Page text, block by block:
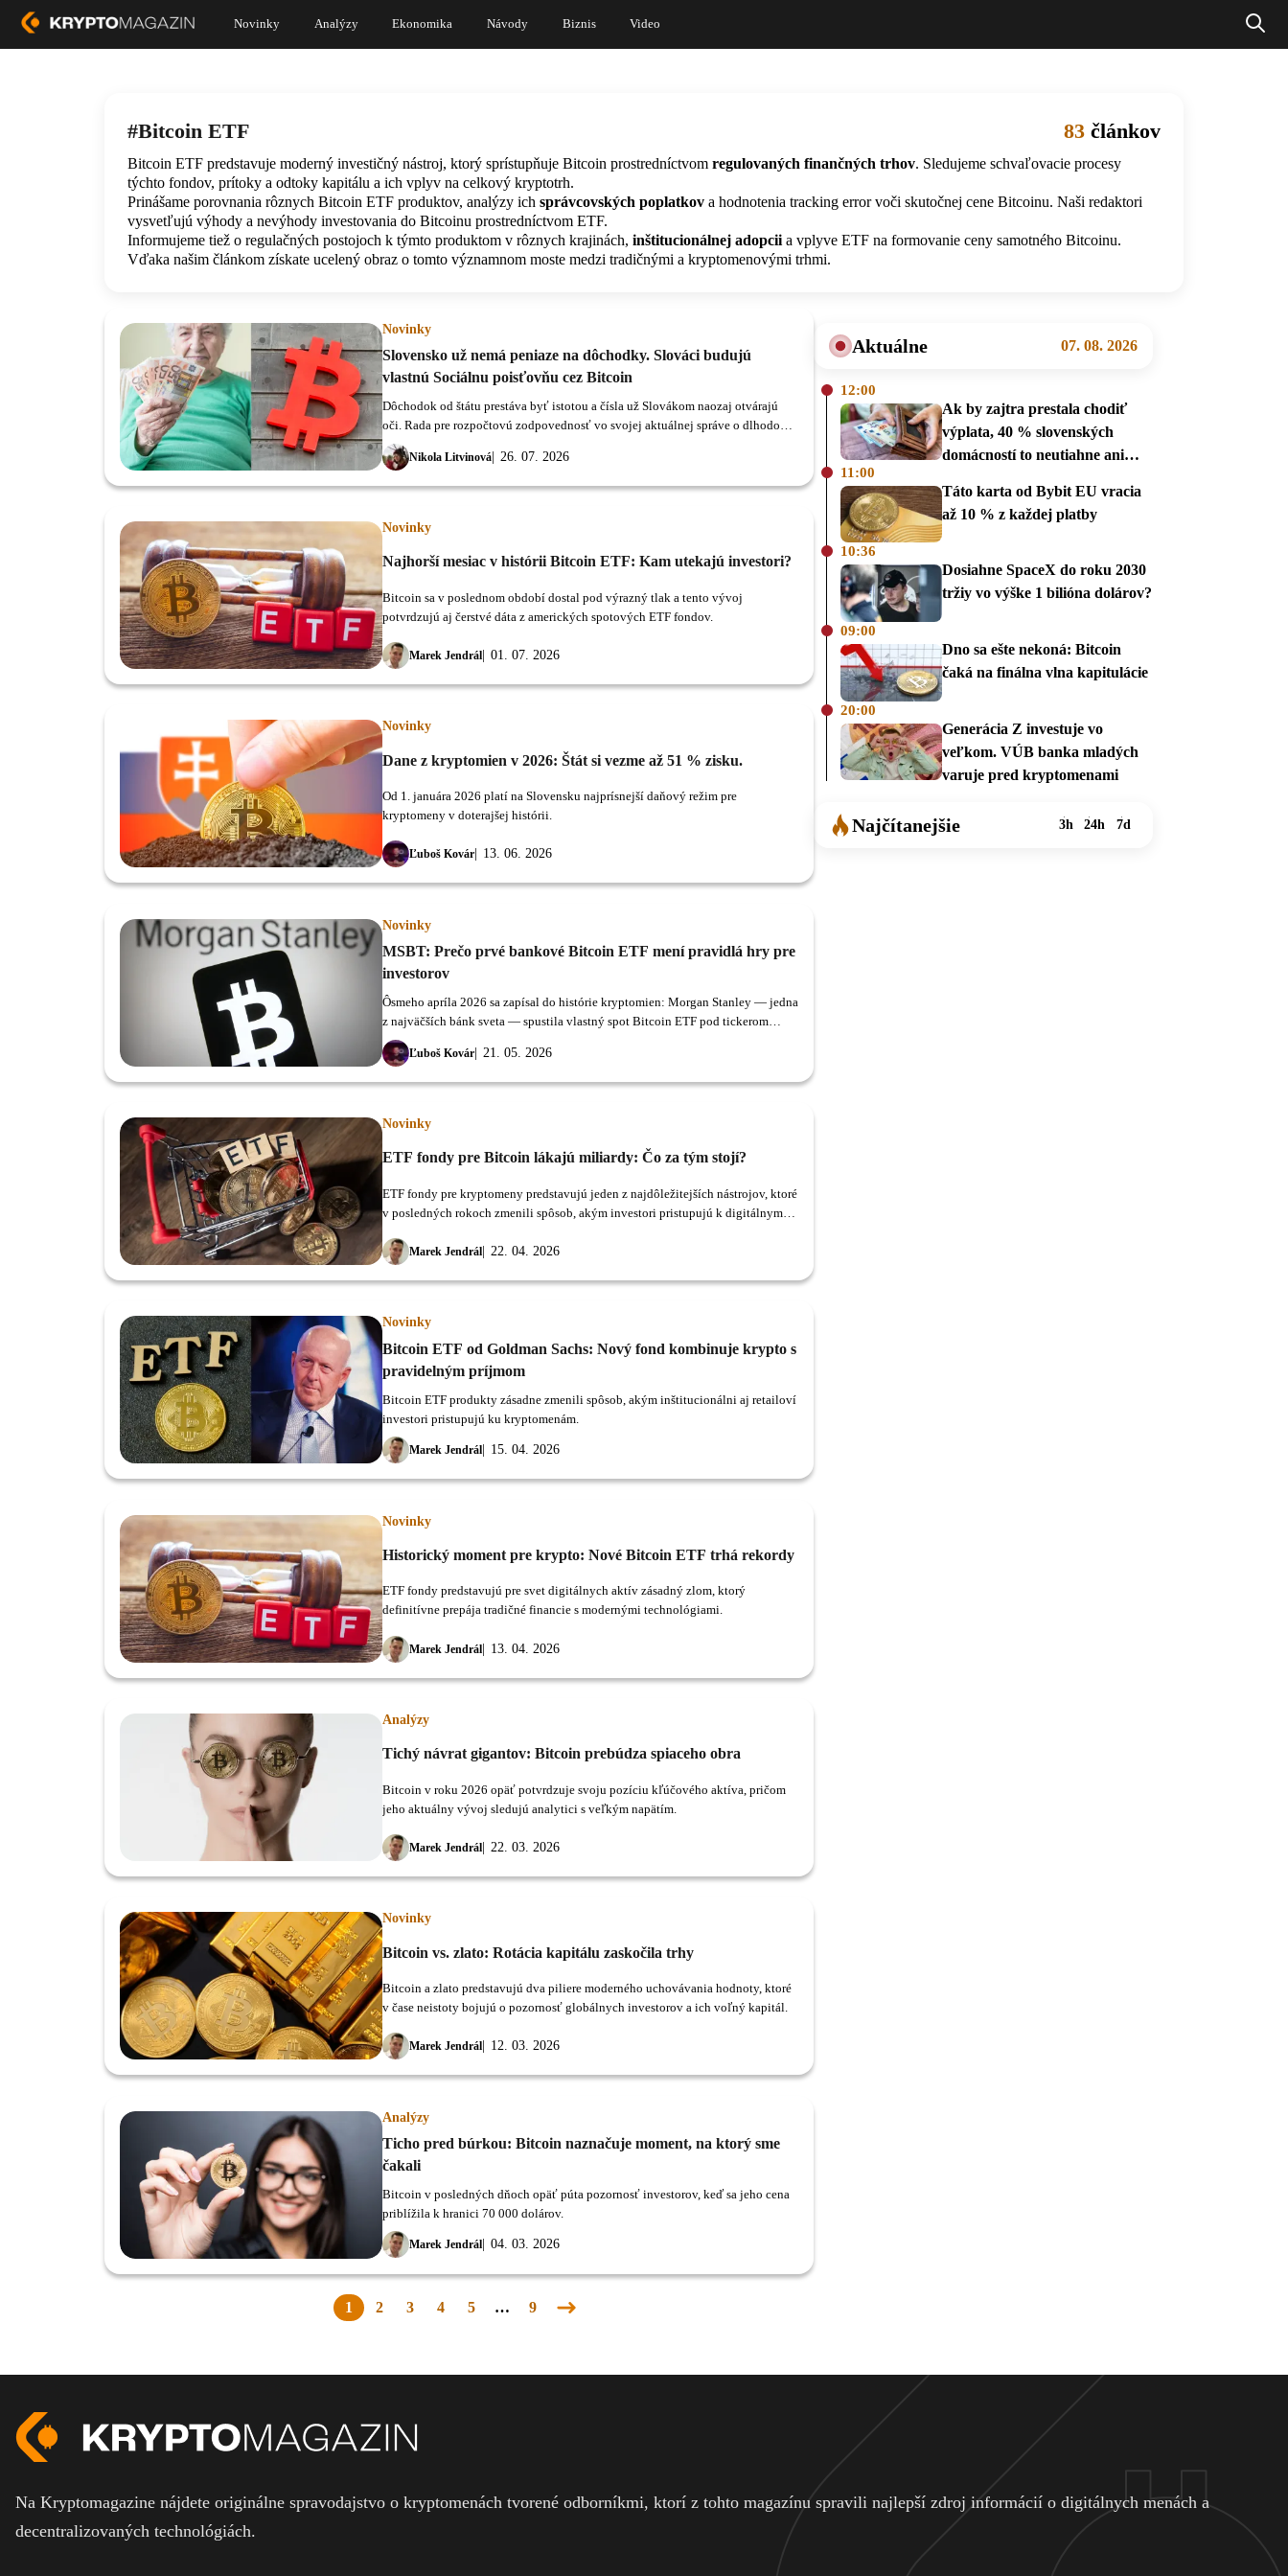
Novinky Analýzy Ekonomika Návody Biznis Video
Bitcoin ETF 83 článkov
Bitcoin ETF predstavuje moderný investičný nástroj, ktorý sprístupňuje Bitcoin prostredníctvom regulovaných finančných trhov. Sledujeme schvaľovacie procesy
týchto fondov, prítoky a odtoky kapitálu a ich vplyv na celkový kryptotrh.
Prinášame porovnania rôznych Bitcoin ETF produktov, analýzy ich správcovských poplatkov a hodnotenia tracking error voči skutočnej cene Bitcoinu. Naši redaktori
vysvetľujú výhody a nevýhody investovania do Bitcoinu prostredníctvom ETF.
Informujeme tiež o regulačných postojoch k týmto produktom v rôznych krajinách, inštitucionálnej adopcii a vplyve ETF na formovanie ceny samotného Bitcoinu.
Vďaka našim článkom získate ucelený obraz o tomto významnom moste medzi tradičnými a kryptomenovými trhmi.
Novinky
Slovensko už nemá peniaze na dôchodky. Slováci budujú
vlastnú Sociálnu poisťovňu cez Bitcoin
Nikola Litvinová 26. 07. 2026
Dôchodok od štátu prestáva byť istotou a čísla už Slovákom naozaj otvárajú
oči. Rada pre rozpočtovú zodpovednosť vo svojej aktuálnej správe o dlhodobej
udržateľnosti konštatuje, že verejné financie sú v pásme vysokého rizika.
Novinky
Najhorší mesiac v histórii Bitcoin ETF: Kam utekajú investori?
Marek Jendrál 01. 07. 2026
Bitcoin sa v poslednom období dostal pod výrazný tlak a tento vývoj
potvrdzujú aj čerstvé dáta z amerických spotových ETF fondov.
Novinky
Dane z kryptomien v 2026: Štát si vezme až 51 % zisku.
Ľuboš Kovár 13. 06. 2026
Od 1. januára 2026 platí na Slovensku najprísnejší daňový režim pre
kryptomeny v doterajšej histórii.
Novinky
MSBT: Prečo prvé bankové Bitcoin ETF mení pravidlá hry pre
investorov
Ľuboš Kovár 21. 05. 2026
Ôsmeho apríla 2026 sa zapísal do histórie kryptomien: Morgan Stanley — jedna
z najväčších bánk sveta — spustila vlastný spot Bitcoin ETF pod tickerom
MSBT.
Novinky
ETF fondy pre Bitcoin lákajú miliardy: Čo za tým stojí?
Marek Jendrál 22. 04. 2026
ETF fondy pre kryptomeny predstavujú jeden z najdôležitejších nástrojov, ktoré
v posledných rokoch zmenili spôsob, akým investori pristupujú k digitálnym
Novinky
Bitcoin ETF od Goldman Sachs: Nový fond kombinuje krypto s
pravidelným príjmom
Marek Jendrál 15. 04. 2026
Bitcoin ETF produkty zásadne zmenili spôsob, akým inštitucionálni aj retailoví
investori pristupujú ku kryptomenám.
Novinky
Historický moment pre krypto: Nové Bitcoin ETF trhá rekordy
Marek Jendrál 13. 04. 2026
ETF fondy predstavujú pre svet digitálnych aktív zásadný zlom, ktorý
definitívne prepája tradičné financie s modernými technológiami.
Analýzy
Tichý návrat gigantov: Bitcoin prebúdza spiaceho obra
Marek Jendrál 22. 03. 2026
Bitcoin v roku 2026 opäť potvrdzuje svoju pozíciu kľúčového aktíva, pričom
jeho aktuálny vývoj sledujú analytici s veľkým napätím.
Novinky
Bitcoin vs. zlato: Rotácia kapitálu zaskočila trhy
Marek Jendrál 12. 03. 2026
Bitcoin a zlato predstavujú dva piliere moderného uchovávania hodnoty, ktoré
v čase neistoty bojujú o pozornosť globálnych investorov a ich voľný kapitál.
Analýzy
Ticho pred búrkou: Bitcoin naznačuje moment, na ktorý sme
čakali
Marek Jendrál 04. 03. 2026
Bitcoin v posledných dňoch opäť púta pozornosť investorov, keď sa jeho cena
priblížila k hranici 70 000 dolárov.
1 2 3 4 5 …
9
Aktuálne 07. 08. 2026
12:00
Ak by zajtra prestala chodiť
výplata, 40 % slovenských
domácností to neutiahne ani
11:00
Táto karta od Bybit EU vracia
až 10 % z každej platby
10:36
Dosiahne SpaceX do roku 2030
tržiy vo výške 1 bilióna dolárov?
09:00
Dno sa ešte nekoná: Bitcoin
čaká na finálna vlna kapitulácie
20:00
Generácia Z investuje vo
veľkom. VÚB banka mladých
varuje pred kryptomenami
Najčítanejšie 3h 24h 7d
Na Kryptomagazine nájdete originálne spravodajstvo o kryptomenách tvorené odborníkmi, ktorí z tohto magazínu spravili najlepší zdroj informácií o digitálnych menách a
decentralizovaných technológiách.